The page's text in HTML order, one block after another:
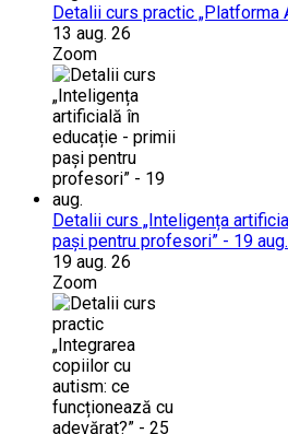
Detalii curs practic „Platforma
13 aug. 26
Zoom
Detalii curs „Inteligența
pași pentru profesori” - 19 aug.
19 aug. 26
Zoom